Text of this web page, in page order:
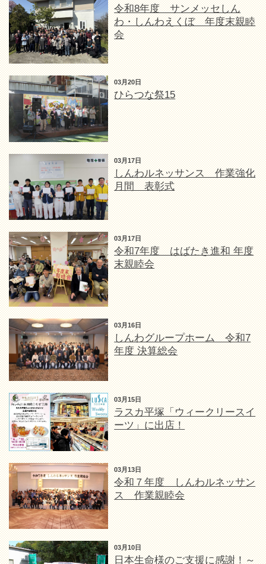
令和8年度 サンメッセしん
わ・しんわえくぼ 年度末親睦
会
03月20日
ひらつな祭15
03月17日
しんわルネッサンス 作業強化
月間 表彰式
03月17日
令和7年度 はばたき進和 年度
末親睦会
03月16日
しんわグループホーム 令和7
年度 決算総会
03月15日
ラスカ平塚「ウィークリースイ
ーツ」に出店！
03月13日
令和７年度 しんわルネッサン
ス 作業親睦会
03月10日
日本生命様のご支援に感謝！～